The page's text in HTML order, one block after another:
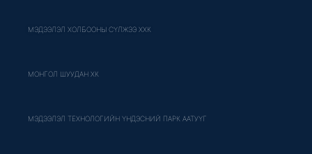
МЭДЭЭЛЭЛ ХОЛБООНЫ СҮЛЖЭЭ ХХК
МОНГОЛ ШУУДАН ХК
МЭДЭЭЛЭЛ ТЕХНОЛОГИЙН ҮНДЭСНИЙ ПАРК ААТУҮГ